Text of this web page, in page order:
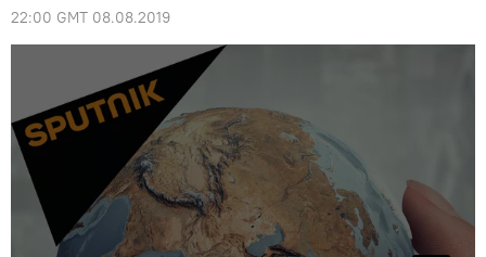
22:00 GMT 08.08.2019